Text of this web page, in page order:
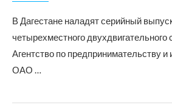
В Дагестане наладят серийный
четырехместного
Агентство по предпринимательству и
ОАО …